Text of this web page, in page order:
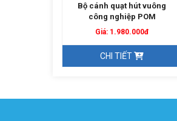
Bộ cánh quạt hút vuông
công nghiệp POM
Giá: 1.980.000đ
CHI TIẾT